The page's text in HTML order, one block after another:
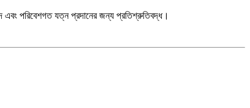
এবং পরিবেশগত যত্ন প্রদানের জন্য প্রতিশ্রুতিবদ্ধ।